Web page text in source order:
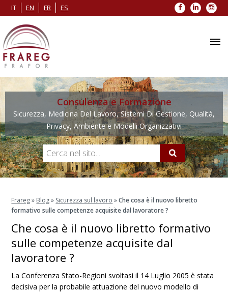
IT EN FR ES Facebook
LinkedIn
Consulenza e Formazione
Sicurezza, Medicina Del Lavoro, Sistemi Di Gestione, Qualità,
Privacy, Ambiente e Modelli Organizzativi
Frareg» Blog» Sicurezza sul lavoro »Che cosa è il nuovo libretto
formativo sulle competenze acquisite dal lavoratore ?
Che cosa è il nuovo libretto formativo
sulle competenze acquisite dal
lavoratore ?
La Conferenza Stato-Regioni svoltasi il 14 Luglio 2005 è stata
decisiva per la probabile attuazione del nuovo modello di